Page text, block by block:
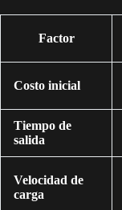
Factor
Costo inicial
Tiempo de
salida
Velocidad de
carga